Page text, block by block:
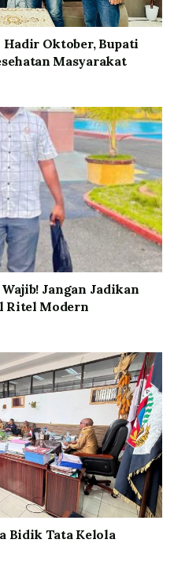
Hadir Oktober, Bupati
Masyarakat
Jangan Jadikan
Ritel Modern
Bidik Tata Kelola